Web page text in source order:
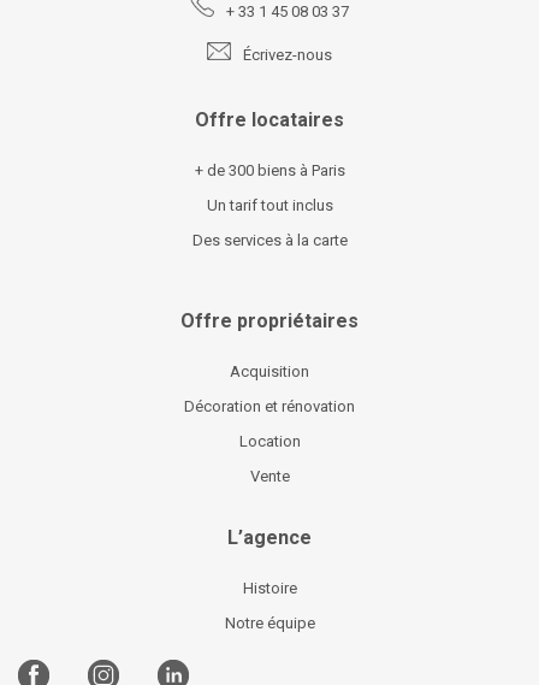
+ 33 1 45 08 03 37
Écrivez-nous
Offre locataires
+ de 300 biens à Paris
Un tarif tout inclus
Des services à la carte
Offre propriétaires
Acquisition
Décoration et rénovation
Location
Vente
L’agence
Histoire
Notre équipe